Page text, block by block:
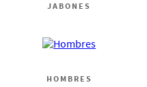
JABONES
HOMBRES